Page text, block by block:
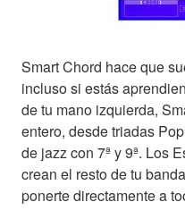
Smart Chord hace que
incluso si estás
de tu mano izquierda,
entero, desde triadas
de jazz con 7ª y 9ª. Los
crean el resto de tu
ponerte directamente a